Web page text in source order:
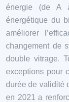
énergie (de A
énergétique du
améliorer
changement de
double vitrage.
exceptions pour
durée de validité
en 2021 a